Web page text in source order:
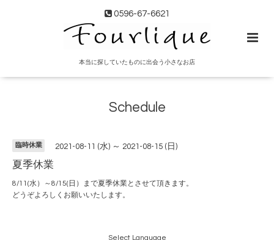
0596-67-6621
本当に探していたものに出会う小さなお店
Schedule
臨時休業 2021-08-11 (水) ～ 2021-08-15 (日)
夏季休業
8/11(水）～8/15(日）まで夏季休業とさせて頂きます。
どうぞよろしくお願いいたします。
Select Language